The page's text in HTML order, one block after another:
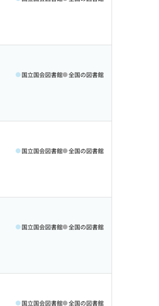
国立国会図書館 全国の図書館
国立国会図書館 全国の図書館
国立国会図書館 全国の図書館
国立国会図書館 全国の図書館